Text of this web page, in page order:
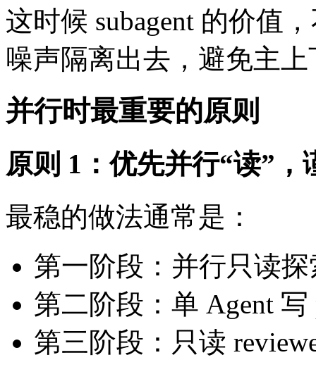
这时候 subagent 的价值
噪声隔离出去，避免主
并行时最重要的原则
原则 1：优先并行“读”，
最稳的做法通常是：
第一阶段：并行只读探
第二阶段：单 Agent 写
第三阶段：只读